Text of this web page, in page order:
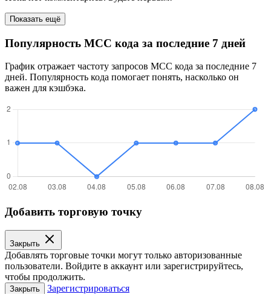
Показать ещё
Популярность MCC кода за последние 7 дней
График отражает частоту запросов MCC кода за последние 7
дней. Популярность кода помогает понять, насколько он
важен для кэшбэка.
Добавить торговую точку
Закрыть
Добавлять торговые точки могут только авторизованные
пользователи. Войдите в аккаунт или зарегистрируйтесь,
чтобы продолжить.
Закрыть Зарегистрироваться